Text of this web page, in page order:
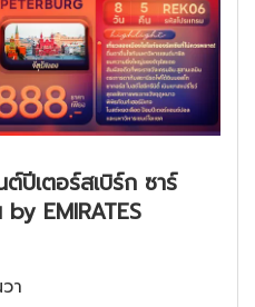
ปีเตอร์สเบิร์ก ซาร์
EMIRATES
า